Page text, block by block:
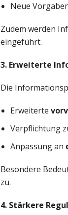
Neue
Zudem werden
eingeführt.
3. Erweiterte
Die
Erweiterte
Verpflichtung
Anpassung an
Besondere
zu.
4. Stärkere